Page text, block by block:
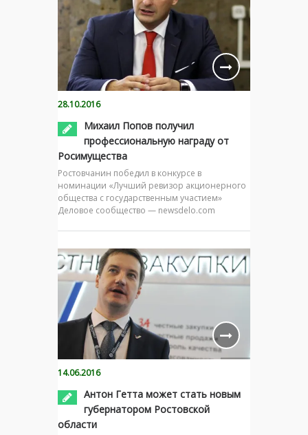
28.10.2016
Михаил Попов получил
профессиональную награду от
Росимущества
Ростовчанин победил в конкурсе в
номинации «Лучший ревизор акционерного
общества с государственным участием»
Деловое сообщество — newsdelo.com
14.06.2016
Антон Гетта может стать новым
губернатором Ростовской
области